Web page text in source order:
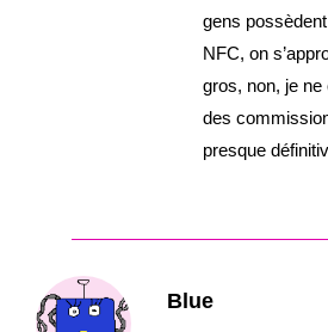
gens
NFC, on
gros, non, je
des
presque
Blue